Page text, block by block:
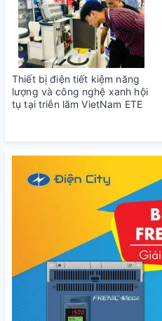
Thiết bị điện tiết kiệm năng
lượng và công nghệ xanh hội
tụ tại triễn lãm VietNam ETE